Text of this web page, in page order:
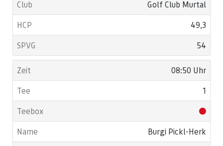
Golf Club Murtal
49,3
54
08:50 Uhr
1
Burgi Pickl-Herk